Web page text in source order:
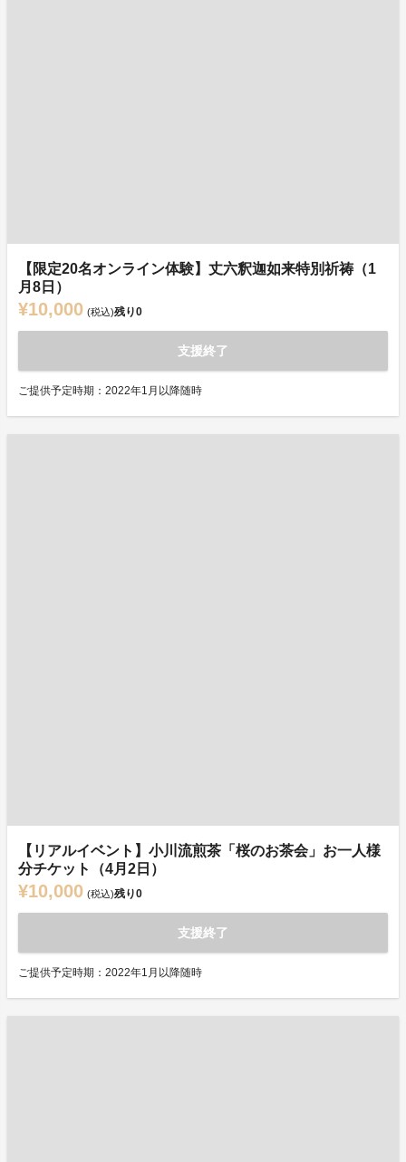
【限定20名オンライン体験】丈六釈迦如来特別祈祷（1
月8日）
¥10,000 (税込)残り0
支援終了
ご提供予定時期：2022年1月以降随時
【リアルイベント】小川流煎茶「桜のお茶会」お一人様
分チケット（4月2日）
¥10,000 (税込)残り0
支援終了
ご提供予定時期：2022年1月以降随時